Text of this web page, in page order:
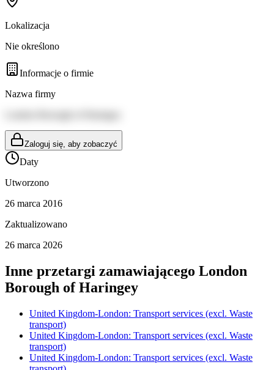
Lokalizacja
Nie określono
Informacje o firmie
Nazwa firmy
Zaloguj się, aby zobaczyć
Daty
Utworzono
26 marca 2016
Zaktualizowano
26 marca 2026
Inne przetargi zamawiającego London
Borough of Haringey
United Kingdom-London: Transport services (excl. Waste
transport)
United Kingdom-London: Transport services (excl. Waste
transport)
United Kingdom-London: Transport services (excl. Waste